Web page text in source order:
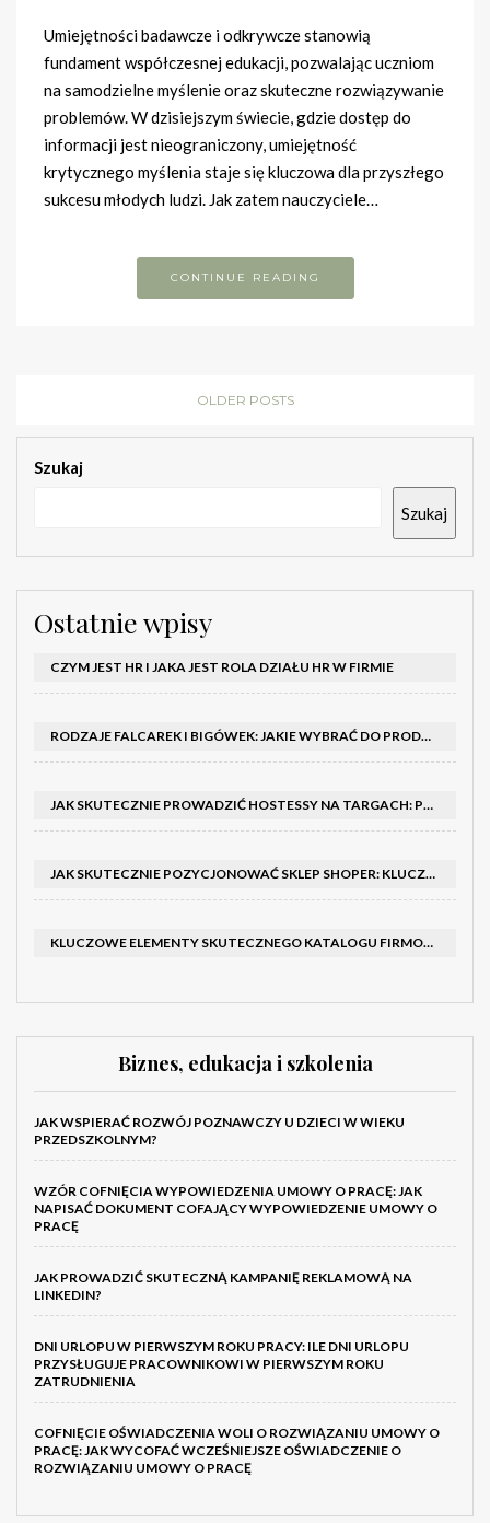
Umiejętności badawcze i odkrywcze stanowią
fundament współczesnej edukacji, pozwalając uczniom
na samodzielne myślenie oraz skuteczne rozwiązywanie
problemów. W dzisiejszym świecie, gdzie dostęp do
informacji jest nieograniczony, umiejętność
krytycznego myślenia staje się kluczowa dla przyszłego
sukcesu młodych ludzi. Jak zatem nauczyciele…
CONTINUE READING
OLDER POSTS
Szukaj
Szukaj
Ostatnie wpisy
CZYM JEST HR I JAKA JEST ROLA DZIAŁU HR W FIRMIE
RODZAJE FALCAREK I BIGÓWEK: JAKIE WYBRAĆ DO PRODUKCJI?
JAK SKUTECZNIE PROWADZIĆ HOSTESSY NA TARGACH: PORADNIK I SZKOLENIA
JAK SKUTECZNIE POZYCJONOWAĆ SKLEP SHOPER: KLUCZOWE KROKI I STRATEGIE
KLUCZOWE ELEMENTY SKUTECZNEGO KATALOGU FIRMOWEGO I BROSZURY
Biznes, edukacja i szkolenia
JAK WSPIERAĆ ROZWÓJ POZNAWCZY U DZIECI W WIEKU
PRZEDSZKOLNYM?
WZÓR COFNIĘCIA WYPOWIEDZENIA UMOWY O PRACĘ: JAK
NAPISAĆ DOKUMENT COFAJĄCY WYPOWIEDZENIE UMOWY O
PRACĘ
JAK PROWADZIĆ SKUTECZNĄ KAMPANIĘ REKLAMOWĄ NA
LINKEDIN?
DNI URLOPU W PIERWSZYM ROKU PRACY: ILE DNI URLOPU
PRZYSŁUGUJE PRACOWNIKOWI W PIERWSZYM ROKU
ZATRUDNIENIA
COFNIĘCIE OŚWIADCZENIA WOLI O ROZWIĄZANIU UMOWY O
PRACĘ: JAK WYCOFAĆ WCZEŚNIEJSZE OŚWIADCZENIE O
ROZWIĄZANIU UMOWY O PRACĘ